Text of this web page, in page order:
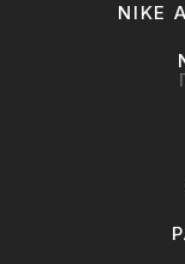
NIKE